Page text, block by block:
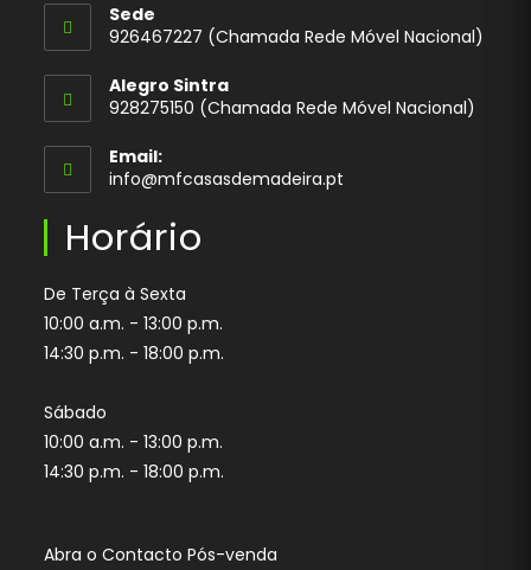
Sede
926467227 (Chamada Rede Móvel Nacional)
in
your
application
Alegro Sintra
928275150 (Chamada Rede Móvel Nacional)
Email:
info@mfcasasdemadeira.pt
Horário
De Terça à Sexta
10:00 a.m. - 13:00 p.m.
14:30 p.m. - 18:00 p.m.
Sábado
10:00 a.m. - 13:00 p.m.
14:30 p.m. - 18:00 p.m.
Abra o Contacto Pós-venda